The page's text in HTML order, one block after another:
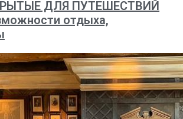
ДЛЯ ПУТЕШЕСТВИЙ
отдыха,